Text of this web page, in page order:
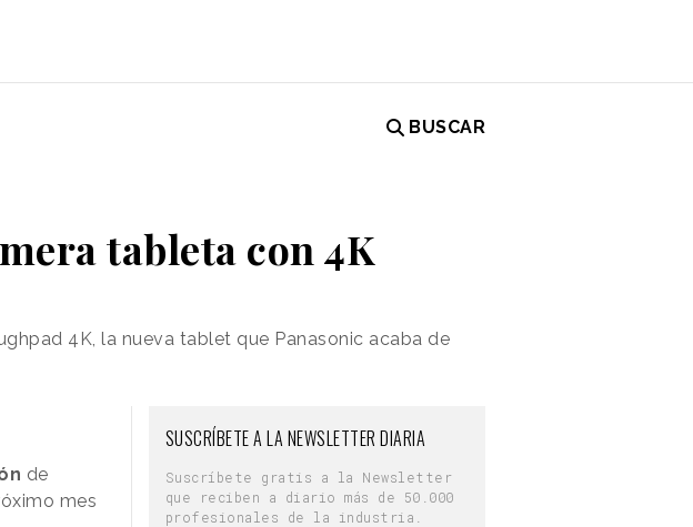
BUSCAR
tableta con 4K
4K, la nueva tablet que Panasonic acaba de
de
mes
SUSCRÍBETE A LA NEWSLETTER DIARIA
Suscríbete gratis a la Newsletter
que reciben a diario más de 50.000
profesionales de la industria.